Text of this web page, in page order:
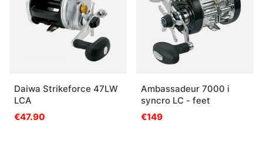
Daiwa Strikeforce 47LW
LCA
€47.90
Ambassadeur 7000 i
syncro LC - feet
€149